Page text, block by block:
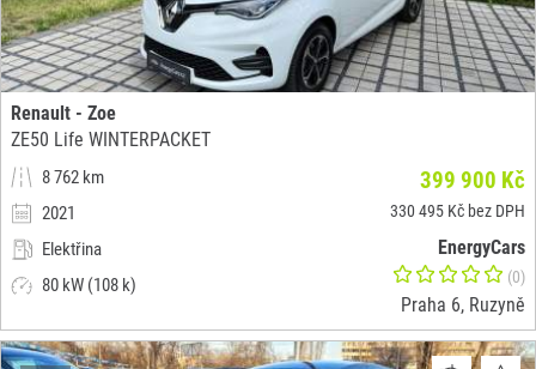
Renault - Zoe
ZE50 Life WINTERPACKET
8 762 km
2021
Elektřina
80 kW (108 k)
399 900 Kč
330 495 Kč bez DPH
EnergyCars
(0)
Praha 6, Ruzyně